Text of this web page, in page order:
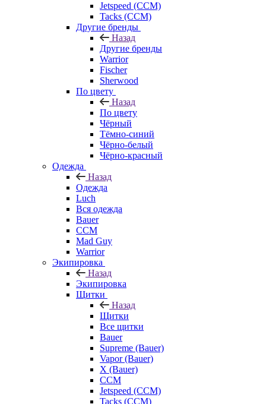
Jetspeed (CCM)
Tacks (CCM)
Другие бренды
Назад
Другие бренды
Warrior
Fischer
Sherwood
По цвету
Назад
По цвету
Чёрный
Тёмно-синий
Чёрно-белый
Чёрно-красный
Одежда
Назад
Одежда
Luch
Вся одежда
Bauer
CCM
Mad Guy
Warrior
Экипировка
Назад
Экипировка
Щитки
Назад
Щитки
Все щитки
Bauer
Supreme (Bauer)
Vapor (Bauer)
X (Bauer)
CCM
Jetspeed (CCM)
Tacks (CCM)